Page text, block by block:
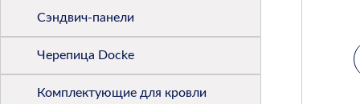
Сэндвич-панели
Черепица Docke
Комплектующие для кровли